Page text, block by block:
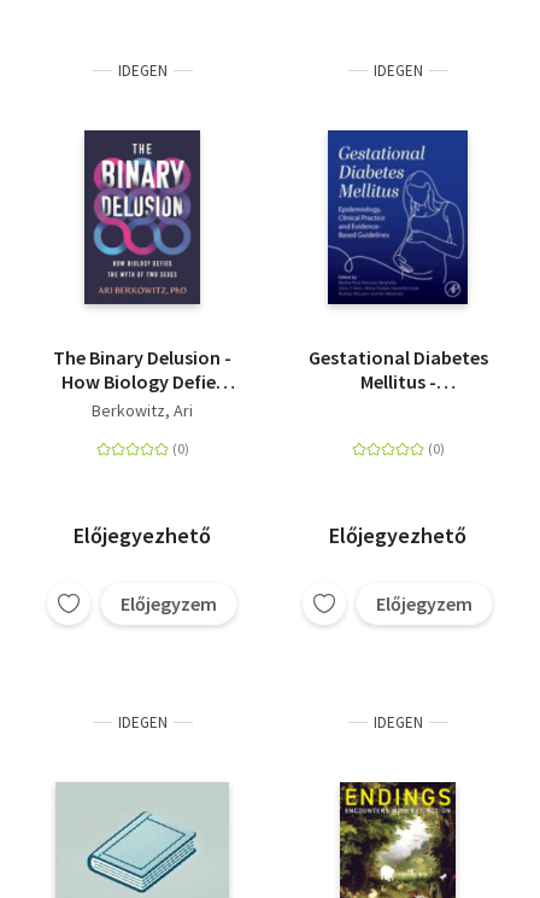
IDEGEN
The Binary Delusion -
How Biology Defies
the Myth of Two Sexes
Berkowitz, Ari
Előjegyezhető
Előjegyzem
IDEGEN
Gestational Diabetes
Mellitus -
Based Guidelines
Előjegyezhető
Előjegyzem
IDEGEN IDEGEN